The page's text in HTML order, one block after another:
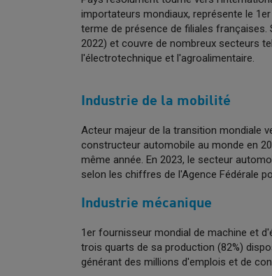
importateurs mondiaux, représente le
terme de présence de filiales françaises.
2022) et couvre de nombreux secteurs
l'électrotechnique et l'agroalimentaire.
Industrie de la mobilité
Acteur majeur de la transition mondiale
constructeur automobile au monde en
même année. En 2023, le secteur
selon les chiffres de l'Agence Fédérale
Industrie mécanique
1er fournisseur mondial de machine et
trois quarts de sa production (82%)
générant des millions d'emplois et de